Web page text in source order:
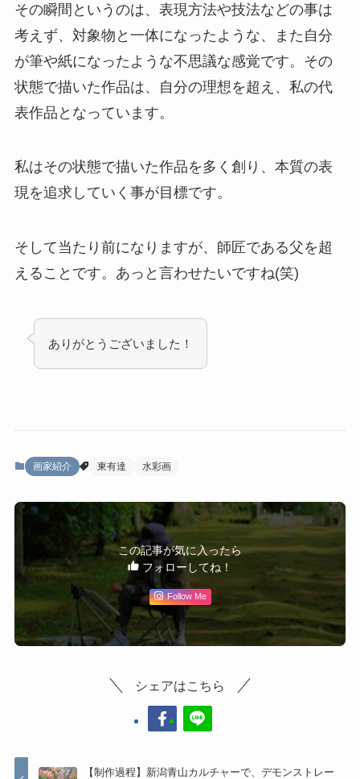
その瞬間というのは、表現方法や技法などの事は
考えず、対象物と一体になったような、また自分
が筆や紙になったような不思議な感覚です。その
状態で描いた作品は、自分の理想を超え、私の代
表作品となっています。
私はその状態で描いた作品を多く創り、本質の表
現を追求していく事が目標です。
そして当たり前になりますが、師匠である父を超
えることです。あっと言わせたいですね(笑)
ありがとうございました！
画家紹介 東有達 水彩画
この記事が気に入ったら
フォローしてね！
Follow Me
シェアはこちら
【制作過程】新潟青山カルチャーで、デモンストレー